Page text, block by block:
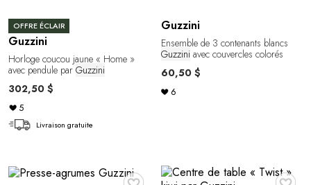
OFFRE ÉCLAIR
Guzzini
Horloge coucou jaune « Home »
avec pendule par Guzzini
302,50 $
5
Livraison gratuite
Guzzini
Ensemble de 3 contenants blancs
Guzzini avec couvercles colorés
60,50 $
6
♥ ♥